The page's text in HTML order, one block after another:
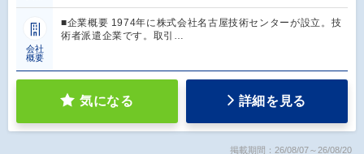
会社
概要
■企業概要 1974年に株式会社名古屋技術センターが設立。技
術者派遣企業です。取引…
気になる 詳細を見る
掲載期間：26/08/07～26/08/20